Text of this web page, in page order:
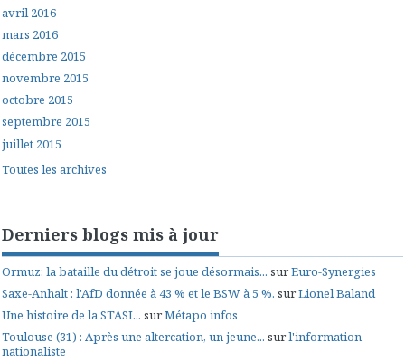
avril 2016
mars 2016
décembre 2015
novembre 2015
octobre 2015
septembre 2015
juillet 2015
Toutes les archives
Derniers blogs mis à jour
Ormuz: la bataille du détroit se joue désormais... surEuro-Synergies
Saxe-Anhalt : l'AfD donnée à 43 % et le BSW à 5 %. surLionel Baland
Une histoire de la STASI... surMétapo infos
Toulouse (31) : Après une altercation, un jeune... surl'information
nationaliste